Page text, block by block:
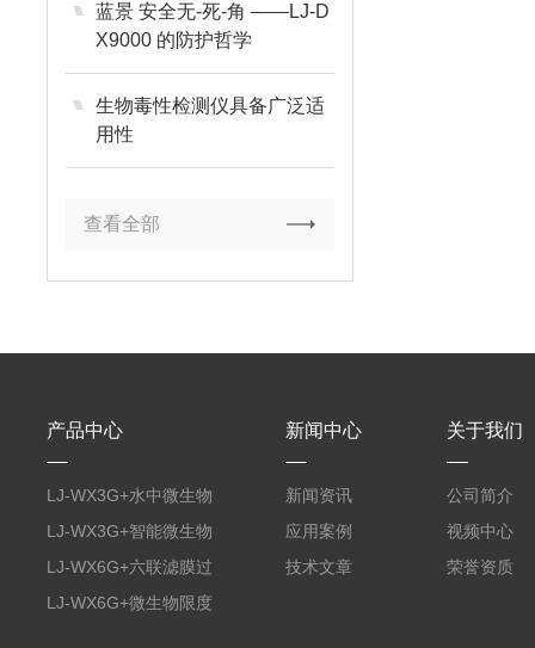
蓝景 安全无-死-角 ——LJ-D
X9000 的防护哲学
生物毒性检测仪具备广泛适
用性
查看全部
产品中心
LJ-WX3G+水中微生物
膜过滤装置
LJ-WX3G+智能微生物
限度仪
LJ-WX6G+六联滤膜过
滤器
LJ-WX6G+微生物限度
新闻中心
新闻资讯
应用案例
技术文章
关于我们
公司简介
视频中心
荣誉资质